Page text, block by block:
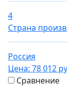
4
Страна
Россия
Цена: 78 012
Сравнение